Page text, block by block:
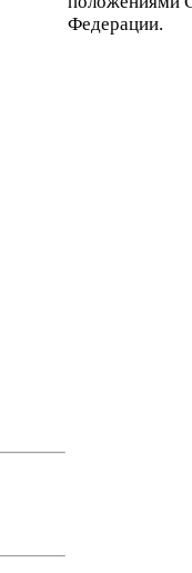
Федерации.